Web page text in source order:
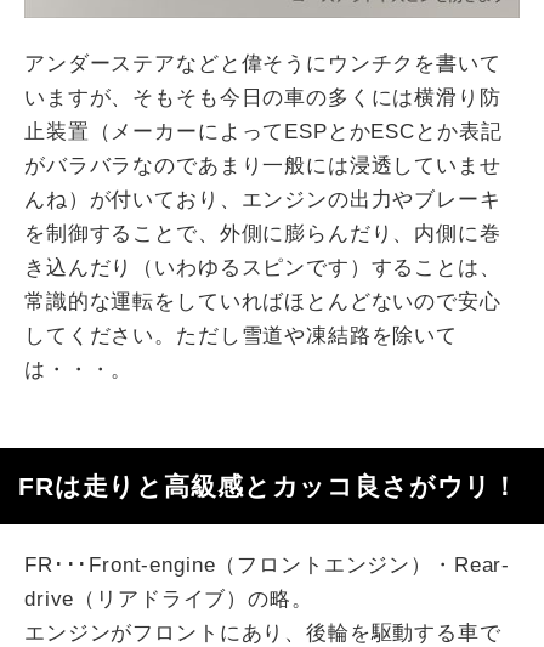
アンダーステアなどと偉そうにウンチクを書いて
いますが、そもそも今日の車の多くには横滑り防
止装置（メーカーによってESPとかESCとか表記
がバラバラなのであまり一般には浸透していませ
んね）が付いており、エンジンの出力やブレーキ
を制御することで、外側に膨らんだり、内側に巻
き込んだり（いわゆるスピンです）することは、
常識的な運転をしていればほとんどないので安心
してください。ただし雪道や凍結路を除いて
は・・・。
FRは走りと高級感とカッコ良さがウリ！
FR･･･Front-engine（フロントエンジン）・Rear-
drive（リアドライブ）の略。
エンジンがフロントにあり、後輪を駆動する車で